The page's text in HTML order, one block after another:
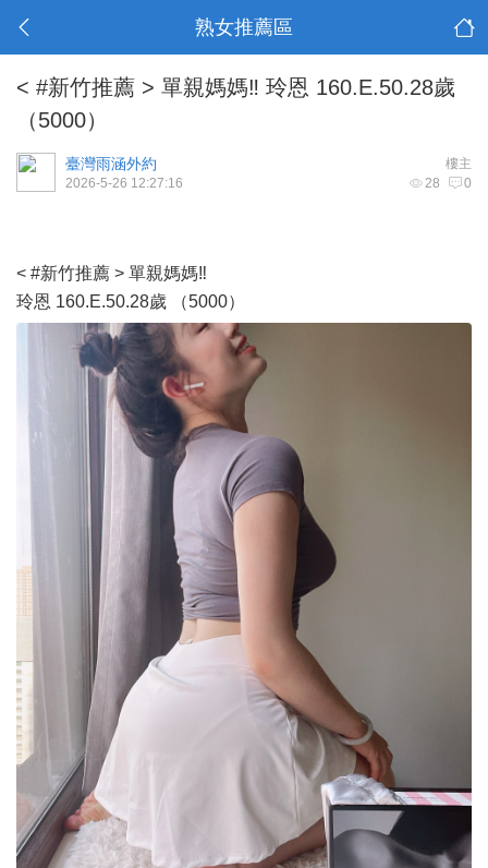
熟女推薦區
< #新竹推薦 > 單親媽媽‼️ 玲恩 160.E.50.28歲
（5000）
樓主
臺灣雨涵外約
28 0
2026-5-26 12:27:16
< #新竹推薦 > 單親媽媽‼️
玲恩 160.E.50.28歲 （5000）